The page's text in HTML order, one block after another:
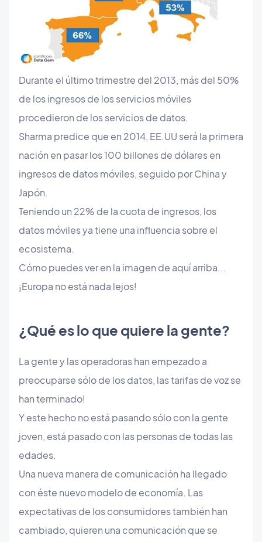
Durante el último trimestre del 2013, más del 50%
de los ingresos de los servicios móviles
procedieron de los servicios de datos.
Sharma predice que en 2014, EE.UU será la primera
nación en pasar los 100 billones de dólares en
ingresos de datos móviles, seguido por China y
Japón.
Teniendo un 22% de la cuota de ingresos, los
datos móviles ya tiene una influencia sobre el
ecosistema.
Cómo puedes ver en la imagen de aquí arriba...
¡Europa no está nada lejos!
¿Qué es lo que quiere la gente?
La gente y las operadoras han empezado a
preocuparse sólo de los datos, las tarifas de voz se
han terminado!
Y este hecho no está pasando sólo con la gente
joven, está pasado con las personas de todas las
edades.
Una nueva manera de comunicación ha llegado
con éste nuevo modelo de economía. Las
expectativas de los consumidores también han
cambiado, quieren una comunicación que se